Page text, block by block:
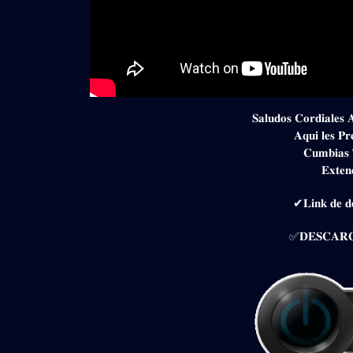
𝐒𝐚𝐥𝐮𝐝𝐨𝐬 𝐂𝐨𝐫𝐝𝐢𝐚𝐥𝐞𝐬
𝐀𝐪𝐮𝐢 𝐥𝐞𝐬
𝐂𝐮𝐦𝐛𝐢𝐚𝐬
✔𝐋𝐢𝐧𝐤 𝐝𝐞